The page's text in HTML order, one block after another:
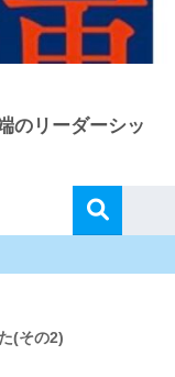
のリーダーシッ
(その2)